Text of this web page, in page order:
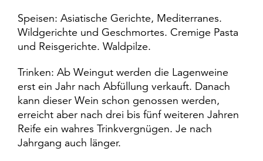
Speisen: Asiatische Gerichte, Mediterranes.
Wildgerichte und Geschmortes. Cremige Pasta
und Reisgerichte. Waldpilze.
Trinken: Ab Weingut werden die Lagenweine
erst ein Jahr nach Abfüllung verkauft. Danach
kann dieser Wein schon genossen werden,
erreicht aber nach drei bis fünf weiteren Jahren
Reife ein wahres Trinkvergnügen. Je nach
Jahrgang auch länger.